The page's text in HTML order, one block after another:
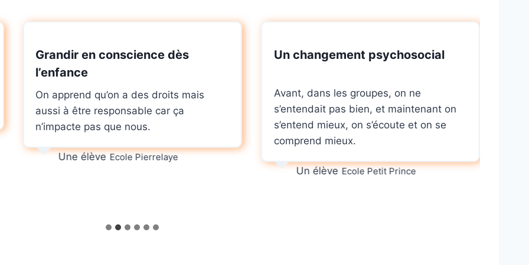
Grandir en conscience dès
l’enfance
On apprend qu’on a des droits mais
aussi à être responsable car ça
n’impacte pas que nous.
Une élève Ecole Pierrelaye
Un changement psychosocial
Avant, dans les groupes, on ne
s’entendait pas bien, et maintenant on
s’entend mieux, on s’écoute et on se
comprend mieux.
Un élève Ecole Petit Prince